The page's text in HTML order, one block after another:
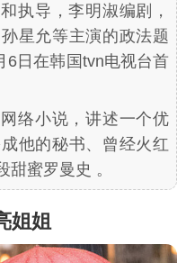
执导，李明淑编剧，
星允等主演的政法题
6日在韩国tvn电视台首
络小说，讲述一个优
他的秘书、曾经火红
蜜罗曼史 。
姐姐